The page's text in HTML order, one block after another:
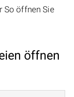
So öffnen Sie
öffnen